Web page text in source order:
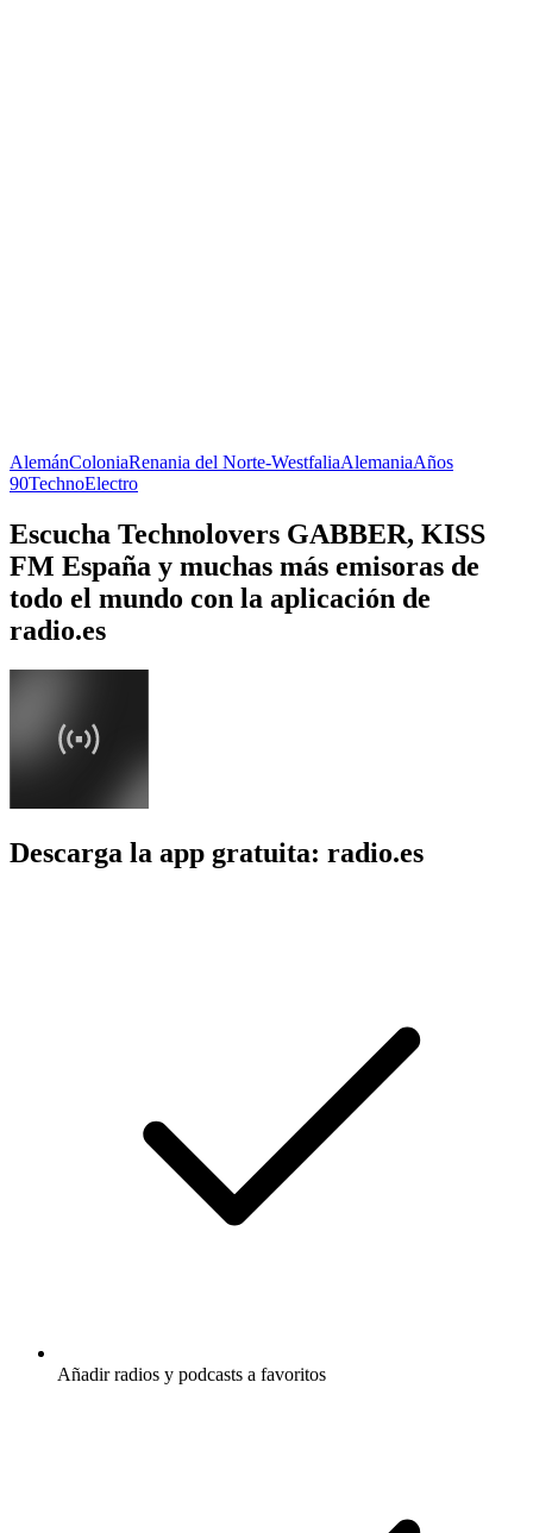
AlemánColoniaRenania del Norte-WestfaliaAlemaniaAños
90TechnoElectro
Escucha Technolovers GABBER, KISS
FM España y muchas más emisoras de
todo el mundo con la aplicación de
radio.es
Descarga la app gratuita: radio.es
Añadir radios y podcasts a favoritos